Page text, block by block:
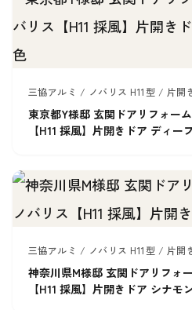
三協アルミ / ノバリス H11型 / 片開
東京都Y様邸 玄関ドアリフォー
【H11 採風】片開きドア ディー
三協アルミ / ノバリス H11型 / 片開
神奈川県M様邸 玄関ドアリフォ
【H11 採風】片開きドア シナモ